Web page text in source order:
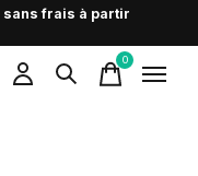
sans frais à partir
0items